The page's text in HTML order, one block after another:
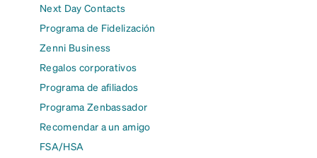
Next Day Contacts
Programa de Fidelización
Zenni Business
Regalos corporativos
Programa de afiliados
Programa Zenbassador
Recomendar a un amigo
FSA/HSA